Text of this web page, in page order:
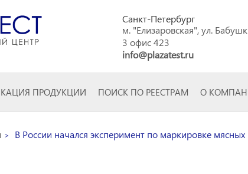
Санкт-Петербург
м. "Елизаровская", ул.
3 офис 423
info@plazatest.ru
ПРОДУКЦИИ ПОИСК ПО РЕЕСТРАМ О
В России начался эксперимент по маркировке